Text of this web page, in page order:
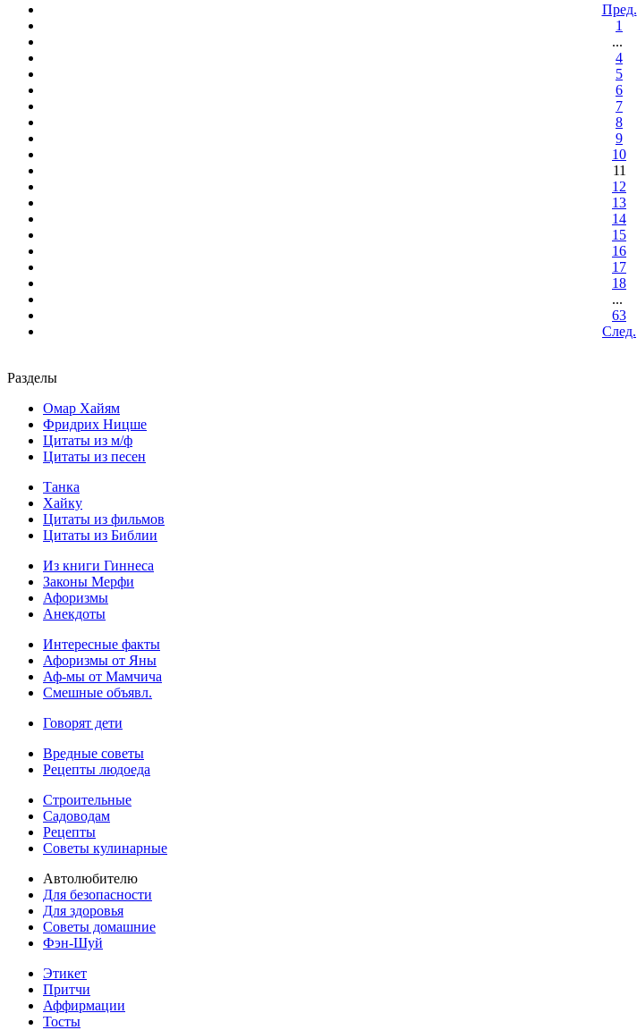
Пред.
1
...
4
5
6
7
8
9
10
11
12
13
14
15
16
17
18
...
63
Cлед.
Разделы
Омар Хайям
Фридрих Ницше
Цитаты из м/ф
Цитаты из песен
Танка
Хайку
Цитаты из фильмов
Цитаты из Библии
Из книги Гиннеса
Законы Мерфи
Афоризмы
Анекдоты
Интересные факты
Афоризмы от Яны
Аф-мы от Мамчича
Смешные объявл.
Говорят дети
Вредные советы
Рецепты людоеда
Строительные
Садоводам
Рецепты
Советы кулинарные
Автолюбителю
Для безопасности
Для здоровья
Советы домашние
Фэн-Шуй
Этикет
Притчи
Аффирмации
Тосты